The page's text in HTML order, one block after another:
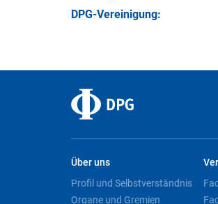
DPG-Vereinigung:
Über uns
Profil und Selbstverständnis
Organe und Gremien